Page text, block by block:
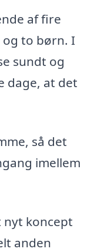
af fire
og to børn. I
sundt og
dage, at det
så det
imellem
nyt koncept
anden